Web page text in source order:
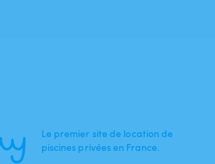
Le premier site de location de
piscines privées en France.